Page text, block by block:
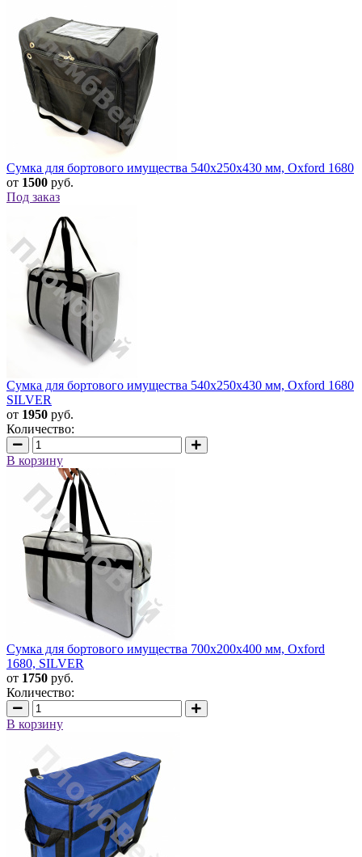
Сумка для бортового имущества 540х250х430 мм, Oxford 1680
от 1500 руб.
Под заказ
Сумка для бортового имущества 540х250х430 мм, Oxford 1680
SILVER
от 1950 руб.
Количество:
В корзину
Сумка для бортового имущества 700х200х400 мм, Oxford
1680, SILVER
от 1750 руб.
Количество:
В корзину